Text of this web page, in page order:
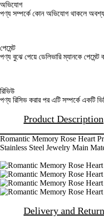
অভিযোগ
পণ্য সম্পর্কে কোন অভিযোগ থাকলে
পেমেন্ট
পণ্য বুঝে পেয়ে ডেলিভারি ম্যানকে পেমেন্ট
রিভিউ
পণ্য রিসিভ করার পর এটি সম্পর্কে একটি
Product Description
Romantic Memory Rose Heart
Stainless Steel Jewelry Main
Delivery and